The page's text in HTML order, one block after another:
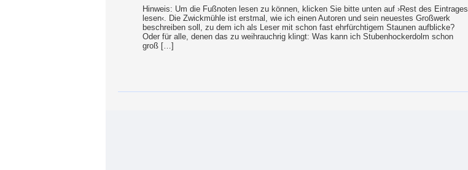
Hinweis: Um die Fußnoten lesen zu können, klicken Sie bitte unten auf ›Rest des Eintrages
lesen‹. Die Zwickmühle ist erstmal, wie ich einen Autoren und sein neuestes Großwerk
beschreiben soll, zu dem ich als Leser mit schon fast ehrfürchtigem Staunen aufblicke?
Oder für alle, denen das zu weihrauchrig klingt: Was kann ich Stubenhockerdolm schon
groß […]